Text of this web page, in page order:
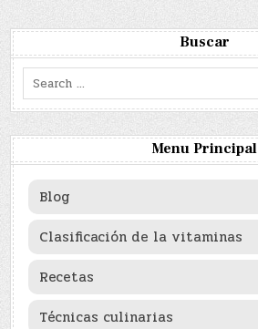
Buscar
Search
for:
Menu Principal
Blog
Clasificación de la vitaminas
Recetas
Técnicas culinarias